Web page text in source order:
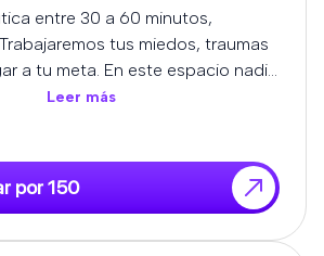
mayor conciencia y
💫 ¿Para quién es este servicio?
más que predicciones. Si
el “por qué” detrás de lo que
Claridad en
Acompañamiento en
Comprensión emocional y
y motivación para avanzar
realiza en un espacio seguro,
entre 30 a 60 minutos,
tus miedos, traumas
a tu meta. En este espacio nadie
para escucharte.
Leer más
por 150